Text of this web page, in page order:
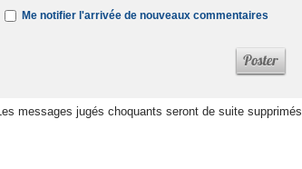
Me notifier l'arrivée de nouveaux commentaires
Les messages jugés choquants seront de suite supprimés